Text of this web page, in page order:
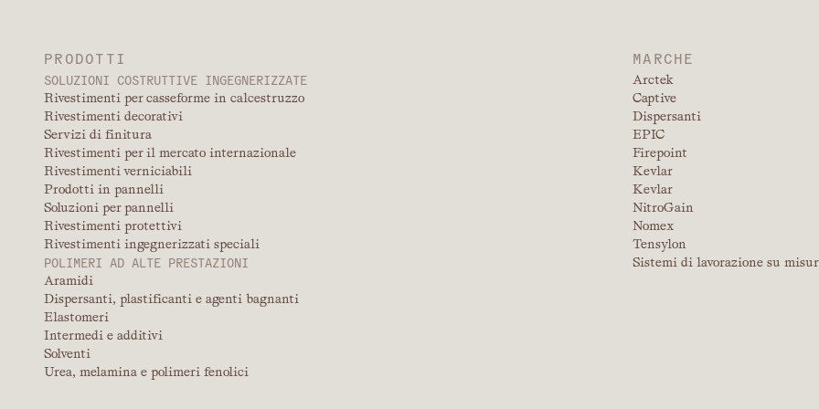
PRODOTTI
SOLUZIONI COSTRUTTIVE INGEGNERIZZATE
Rivestimenti per casseforme in calcestruzzo
Rivestimenti decorativi
Servizi di finitura
Rivestimenti per il mercato internazionale
Rivestimenti verniciabili
Prodotti in pannelli
Soluzioni per pannelli
Rivestimenti protettivi
Rivestimenti ingegnerizzati speciali
POLIMERI AD ALTE PRESTAZIONI
Aramidi
Dispersanti, plastificanti e agenti bagnanti
Elastomeri
Intermedi e additivi
Solventi
Urea, melamina e polimeri fenolici
MARCHE
Arctek
Captive
Dispersanti
EPIC
Firepoint
Kevlar
Kevlar
NitroGain
Nomex
Tensylon
Sistemi di lavorazione su